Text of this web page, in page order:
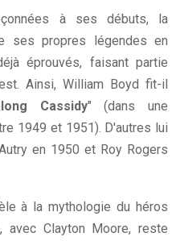
à ses débuts, la
ses propres légendes en
éprouvés, faisant partie
Ainsi, William Boyd fit-il
Cassidy" (dans une
1949 et 1951). D'autres lui
en 1950 et Roy Rogers
à la mythologie du héros
avec Clayton Moore, reste